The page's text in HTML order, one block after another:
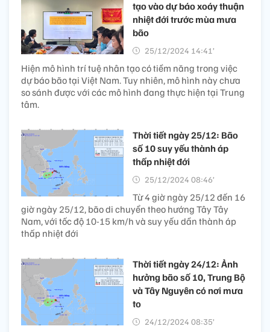
tạo vào dự báo xoáy thuận
nhiệt đới trước mùa mưa
bão
25/12/2024 14:41’
Hiện mô hình trí tuệ nhân tạo có tiềm năng trong việc
dự báo bão tại Việt Nam. Tuy nhiên, mô hình này chưa
so sánh được với các mô hình đang thực hiện tại Trung
tâm.
Thời tiết ngày 25/12: Bão
số 10 suy yếu thành áp
thấp nhiệt đới
25/12/2024 08:46’
Từ 4 giờ ngày 25/12 đến 16
giờ ngày 25/12, bão di chuyển theo hướng Tây Tây
Nam, với tốc độ 10-15 km/h và suy yếu dần thành áp
thấp nhiệt đới
Thời tiết ngày 24/12: Ảnh
hưởng bão số 10, Trung Bộ
và Tây Nguyên có nơi mưa
to
24/12/2024 08:35’